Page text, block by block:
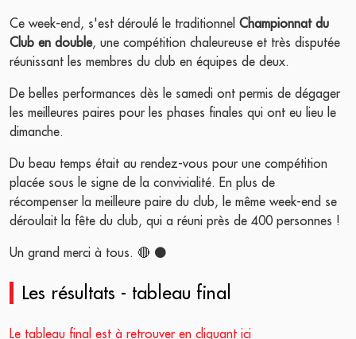
Ce week-end, s'est déroulé le traditionnel Championnat du
Club en double, une compétition chaleureuse et très disputée
réunissant les membres du club en équipes de deux.
De belles performances dès le samedi ont permis de dégager
les meilleures paires pour les phases finales qui ont eu lieu le
dimanche.
Du beau temps était au rendez-vous pour une compétition
placée sous le signe de la convivialité. En plus de
récompenser la meilleure paire du club, le même week-end se
déroulait la fête du club, qui a réuni près de 400 personnes !
Un grand merci à tous. 🔴 ⚫
Les résultats - tableau final
Le tableau final est à retrouver en cliquant ici